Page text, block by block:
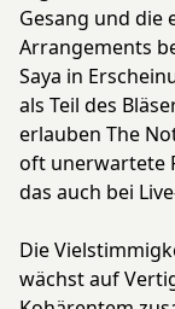
Gesang und die
Arrangements
Saya in
als Teil des
erlauben The
oft unerwartete
das auch bei
Die
wächst auf